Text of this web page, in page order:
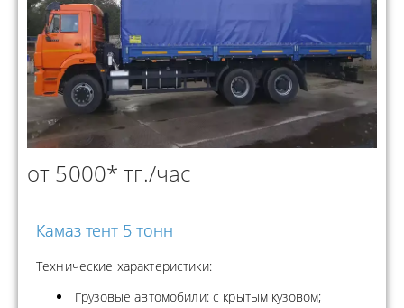
от 5000* тг./час
Камаз тент 5 тонн
Технические характеристики:
Грузовые автомобили: с крытым кузовом;